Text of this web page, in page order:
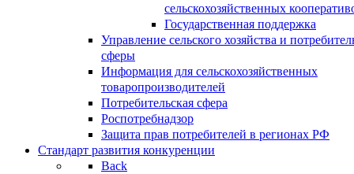
сельскохозяйственных
Государственная поддержка
Управление сельского хозяйства и
сферы
Информация для сельскохозяйственных
товаропроизводителей
Потребительская сфера
Роспотребнадзор
Защита прав потребителей в регионах РФ
Стандарт развития конкуренции
Back